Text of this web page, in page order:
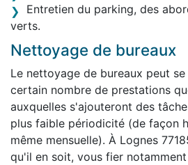
Entretien du parking, des
verts.
Nettoyage de bureaux
Le nettoyage de bureaux peut
certain nombre de prestations
auxquelles s'ajouteront des
plus faible périodicité (de façon
même mensuelle). À Lognes
qu'il en soit, vous fier